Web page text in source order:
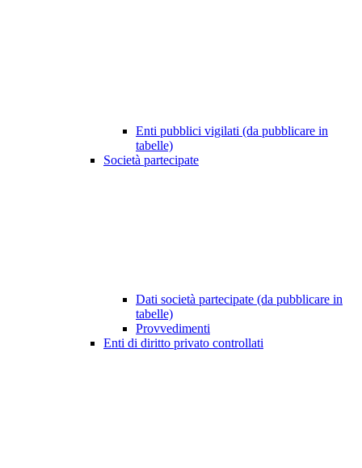
Enti pubblici vigilati (da pubblicare in
tabelle)
Società partecipate
Dati società partecipate (da pubblicare in
tabelle)
Provvedimenti
Enti di diritto privato controllati